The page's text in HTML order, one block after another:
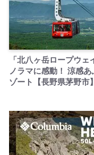
「北八ヶ岳ロープウ
ノラマに感動！ 涼感
ゾート【長野県茅野市】